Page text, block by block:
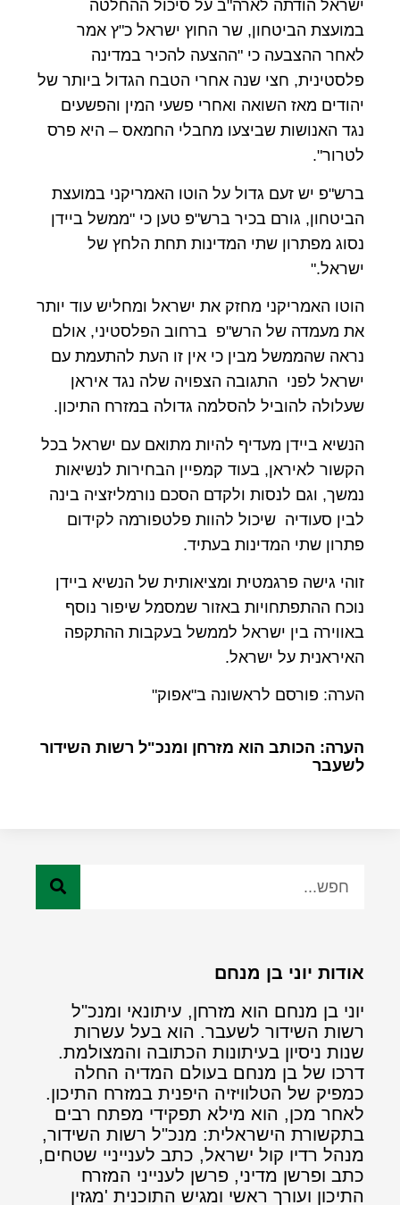
ישראל הודתה לארה"ב על סיכול ההחלטה
במועצת הביטחון, שר החוץ ישראל כ"ץ אמר
לאחר ההצבעה כי "ההצעה להכיר במדינה
פלסטינית, חצי שנה אחרי הטבח הגדול ביותר של
יהודים מאז השואה ואחרי פשעי המין והפשעים
נגד האנושות שביצעו מחבלי החמאס – היא פרס
לטרור".
ברש"פ יש זעם גדול על הוטו האמריקני במועצת
הביטחון, גורם בכיר ברש"פ טען כי "ממשל ביידן
נסוג מפתרון שתי המדינות תחת הלחץ של
ישראל."
הוטו האמריקני מחזק את ישראל ומחליש עוד יותר
את מעמדה של הרש"פ ברחוב הפלסטיני, אולם
נראה שהממשל מבין כי אין זו העת להתעמת עם
ישראל לפני התגובה הצפויה שלה נגד איראן
שעלולה להוביל להסלמה גדולה במזרח התיכון.
הנשיא ביידן מעדיף להיות מתואם עם ישראל בכל
הקשור לאיראן, בעוד קמפיין הבחירות לנשיאות
נמשך, וגם לנסות ולקדם הסכם נורמליזציה בינה
לבין סעודיה שיכול להוות פלטפורמה לקידום
פתרון שתי המדינות בעתיד.
זוהי גישה פרגמטית ומציאותית של הנשיא ביידן
נוכח ההתפתחויות באזור שמסמל שיפור נוסף
באווירה בין ישראל לממשל בעקבות ההתקפה
האיראנית על ישראל.
הערה: פורסם לראשונה ב"אפוק"
הערה: הכותב הוא מזרחן ומנכ"ל רשות השידור
לשעבר
אודות יוני בן מנחם
יוני בן מנחם הוא מזרחן, עיתונאי ומנכ"ל
רשות השידור לשעבר. הוא בעל עשרות
שנות ניסיון בעיתונות הכתובה והמצולמת.
דרכו של בן מנחם בעולם המדיה החלה
כמפיק של הטלוויזיה היפנית במזרח התיכון.
לאחר מכן, הוא מילא תפקידי מפתח רבים
בתקשורת הישראלית: מנכ"ל רשות השידור,
מנהל רדיו קול ישראל, כתב לענייניי שטחים,
כתב ופרשן מדיני, פרשן לענייני המזרח
התיכון ועורך ראשי ומגיש התוכנית 'מגזין